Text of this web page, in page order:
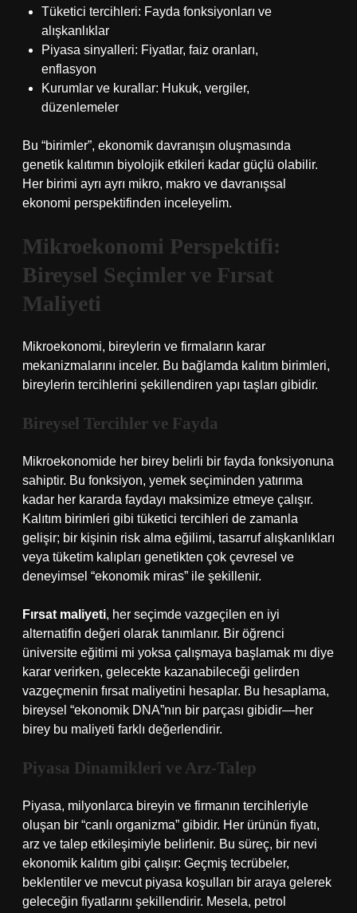
Tüketici tercihleri: Fayda fonksiyonları ve
alışkanlıklar
Piyasa sinyalleri: Fiyatlar, faiz oranları,
enflasyon
Kurumlar ve kurallar: Hukuk, vergiler,
düzenlemeler
Bu “birimler”, ekonomik davranışın oluşmasında
genetik kalıtımın biyolojik etkileri kadar güçlü olabilir.
Her birimi ayrı ayrı mikro, makro ve davranışsal
ekonomi perspektifinden inceleyelim.
Mikroekonomi Perspektifi:
Bireysel Seçimler ve Fırsat
Maliyeti
Mikroekonomi, bireylerin ve firmaların karar
mekanizmalarını inceler. Bu bağlamda kalıtım birimleri,
bireylerin tercihlerini şekillendiren yapı taşları gibidir.
Bireysel Tercihler ve Fayda
Mikroekonomide her birey belirli bir fayda fonksiyonuna
sahiptir. Bu fonksiyon, yemek seçiminden yatırıma
kadar her kararda faydayı maksimize etmeye çalışır.
Kalıtım birimleri gibi tüketici tercihleri de zamanla
gelişir; bir kişinin risk alma eğilimi, tasarruf alışkanlıkları
veya tüketim kalıpları genetikten çok çevresel ve
deneyimsel “ekonomik miras” ile şekillenir.
Fırsat maliyeti, her seçimde vazgeçilen en iyi
alternatifin değeri olarak tanımlanır. Bir öğrenci
üniversite eğitimi mi yoksa çalışmaya başlamak mı diye
karar verirken, gelecekte kazanabileceği gelirden
vazgeçmenin fırsat maliyetini hesaplar. Bu hesaplama,
bireysel “ekonomik DNA”nın bir parçası gibidir—her
birey bu maliyeti farklı değerlendirir.
Piyasa Dinamikleri ve Arz‑Talep
Piyasa, milyonlarca bireyin ve firmanın tercihleriyle
oluşan bir “canlı organizma” gibidir. Her ürünün fiyatı,
arz ve talep etkileşimiyle belirlenir. Bu süreç, bir nevi
ekonomik kalıtım gibi çalışır: Geçmiş tecrübeler,
beklentiler ve mevcut piyasa koşulları bir araya gelerek
geleceğin fiyatlarını şekillendirir. Mesela, petrol